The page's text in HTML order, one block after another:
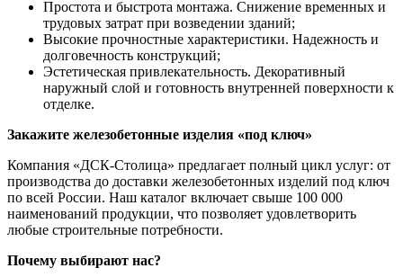
Простота и быстрота монтажа. Снижение временных и
трудовых затрат при возведении зданий;
Высокие прочностные характеристики. Надежность и
долговечность конструкций;
Эстетическая привлекательность. Декоративный
наружный слой и готовность внутренней поверхности к
отделке.
Закажите железобетонные изделия «под ключ»
Компания «ДСК-Столица» предлагает полный цикл услуг: от
производства до доставки железобетонных изделий под ключ
по всей России. Наш каталог включает свыше 100 000
наименований продукции, что позволяет удовлетворить
любые строительные потребности.
Почему выбирают нас?